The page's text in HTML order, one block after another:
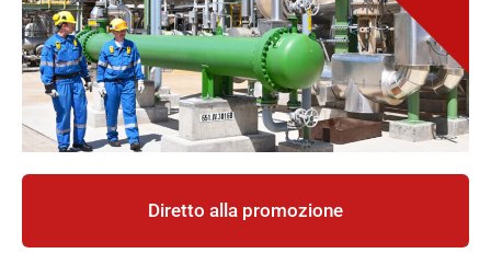
Diretto alla promozione